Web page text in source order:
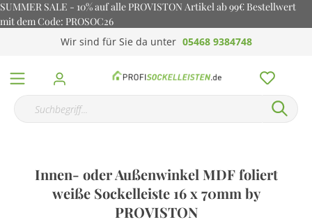
SUMMER SALE - 10% auf alle PROVISTON Artikel ab 99€ Bestellwert
mit dem Code: PROSOC26
Wir sind für Sie da unter 05468 9384748
Innen- oder Außenwinkel MDF foliert
weiße Sockelleiste 16 x 70mm by
PROVISTON